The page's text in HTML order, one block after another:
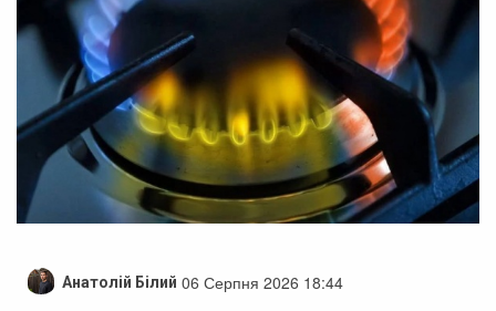
Анатолій Білий 06 Серпня 2026 18:44